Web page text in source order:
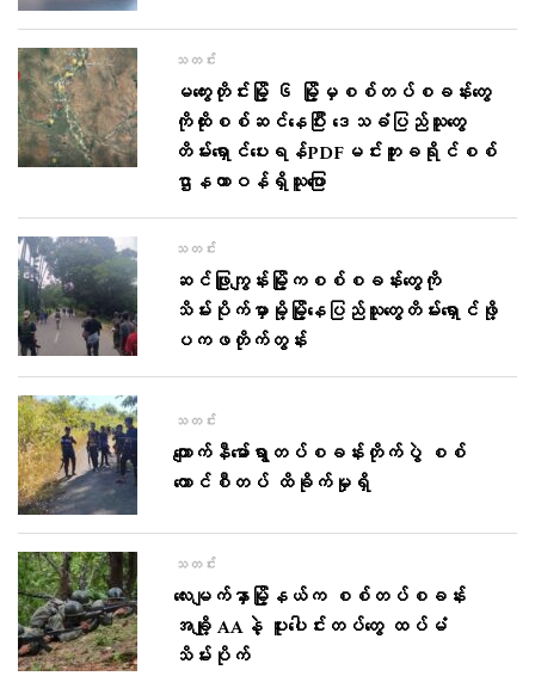
သတင်း
မ​ကွေးတိုင်းမြို့ ၆ မြို့မှစစ်တပ်စခန်း​တွေ
ကို​ထိုးစစ်ဆင်​​နေပြီး ​ဒေသခံပြည်သူ​တွေ​
တိမ်း​ရှောင်​ပေးရန်PDFမင်းဘူးခရိုင်စစ်
ဌာနတာဝန်ရှိသူ​ပြော
သတင်း
ဆင်ဖြူကျွန်းမြို့ကစစ်စခန်း​တွေကို
သိမ်းပိုက်မှာမို့မြို့​​​​နေပြည်သူ​တွေတိမ်း​ရှောင်ဖို့
ပကဖတိုက်တွန်း
သတင်း
ကျောက်နီမော်ရွာတပ်စခန်းတိုက်ပွဲ စစ်
ကောင်စီတပ် ထိခိုက်မှုရှိ
သတင်း
လေးမျက်နှာမြို့နယ်က စစ်တပ်စခန်း
အချို့ AAနဲ့ ပူးပေါင်းတပ်တွေ ထပ်မံ
သိမ်းပိုက်